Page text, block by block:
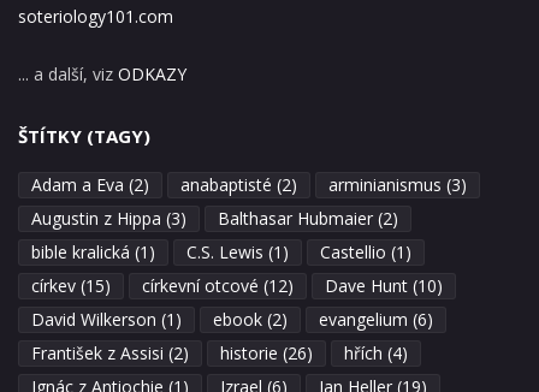
soteriology101.com
... a další, viz ODKAZY
ŠTÍTKY (TAGY)
Adam a Eva (2) anabaptisté (2) arminianismus (3)
Augustin z Hippa (3) Balthasar Hubmaier (2)
bible kralická (1) C.S. Lewis (1) Castellio (1)
církev (15) církevní otcové (12) Dave Hunt (10)
David Wilkerson (1) ebook (2) evangelium (6)
František z Assisi (2) historie (26) hřích (4)
Ignác z Antiochie (1) Izrael (6) Jan Heller (19)